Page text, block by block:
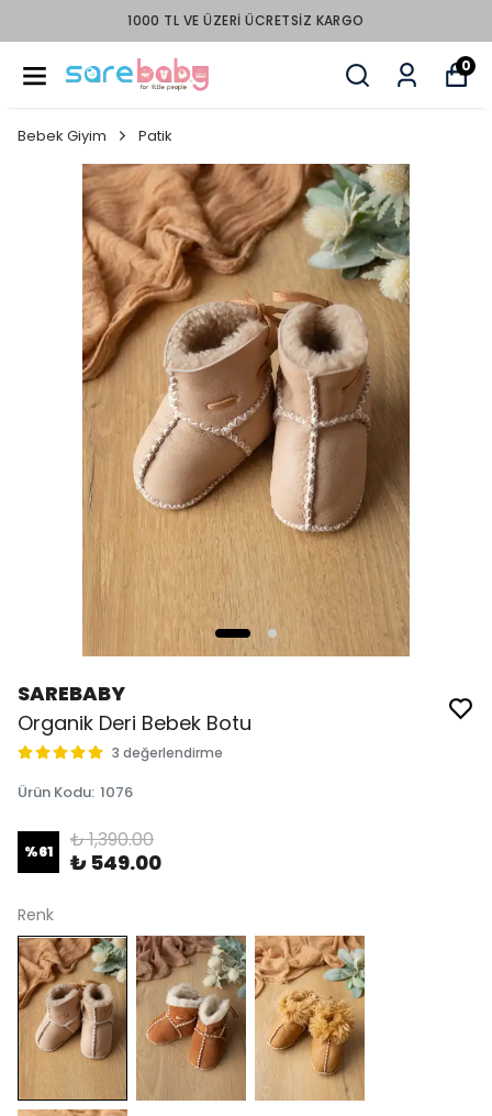
PEŞİN FİYATINA 3 TAKSİT
0
Bebek Giyim Patik
SAREBABY
Organik Deri Bebek Botu
3 değerlendirme
Ürün Kodu: 1076
%61 ₺ 1,390.00
₺ 549.00
Renk